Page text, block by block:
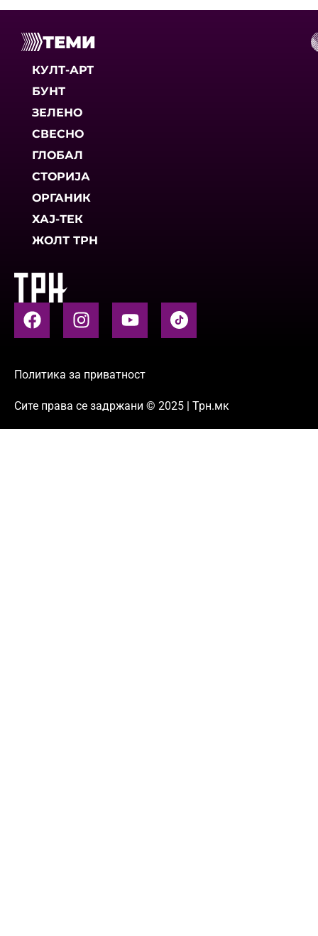
ТЕМИ
КУЛТ-АРТ
БУНТ
ЗЕЛЕНО
СВЕСНО
ГЛОБАЛ
СТОРИЈА
ОРГАНИК
ХАЈ-ТЕК
ЖОЛТ ТРН
Политика за приватност
Сите права се задржани © 2025 | Трн.мк